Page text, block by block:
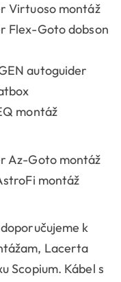
Virtuoso montáž
Flex-Goto dobson
autoguider
montáž
Az-Goto montáž
montáž
k
Lacerta
Scopium. Kábel s